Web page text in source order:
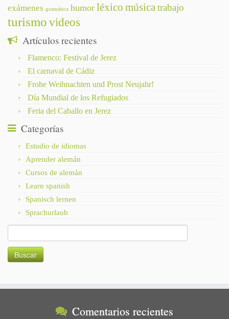
exámenes gramática humor léxico músicatrabajo
turismo videos
Artículos recientes
Flamenco: Festival de Jerez
El carnaval de Cádiz
Frohe Weihnachten und Prost Neujahr!
Día Mundial de los Refugiados
Feria del Caballo en Jerez
Categorías
Estudio de idiomas
Aprender alemán
Cursos de alemán
Learn spanish
Spanisch lernen
Sprachurlaub
Comentarios recientes